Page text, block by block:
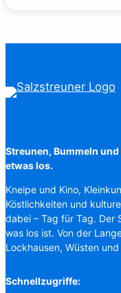
Streunen, Bummeln
etwas los.
Kneipe und Kino,
Köstlichkeiten und
dabei – Tag für Tag. Der
was los ist. Von der
Lockhausen, Wüsten und
Schnellzugriffe: